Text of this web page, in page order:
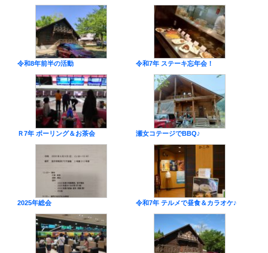
令和8年前半の活動 令和7年 ステーキ忘年会！
Ｒ7年 ボーリング＆お茶会 瀬女コテージでBBQ♪
2025年総会 令和7年 テルメで昼食＆カラオケ♪